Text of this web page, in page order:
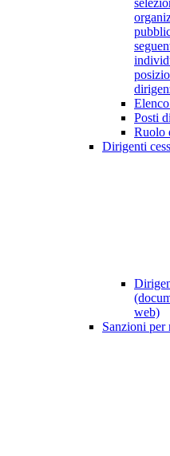
Posti
Ruolo
Dirigenti
web)
Sanzioni per